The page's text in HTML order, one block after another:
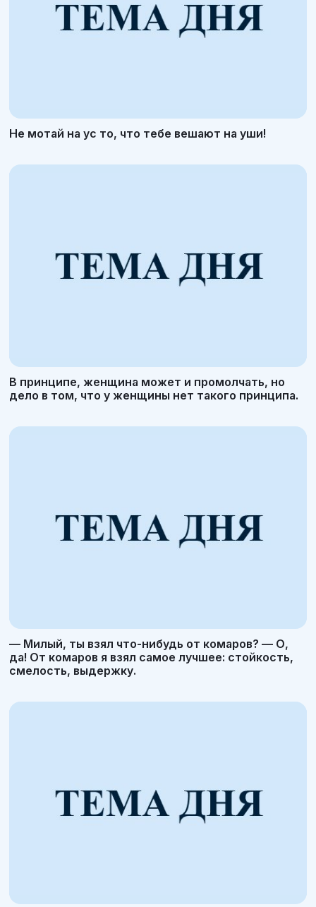
Не мотай на ус то, что тебе вешают на уши!
В принципе, женщина может и промолчать, но
дело в том, что у женщины нет такого принципа.
— Милый, ты взял что-нибудь от комаров? — О,
да! От комаров я взял самое лучшее: стойкость,
смелость, выдержку.